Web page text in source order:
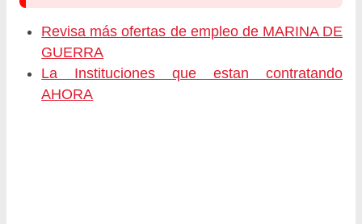
Revisa más ofertas de empleo de MARINA DE
GUERRA
La Instituciones que estan contratando
AHORA